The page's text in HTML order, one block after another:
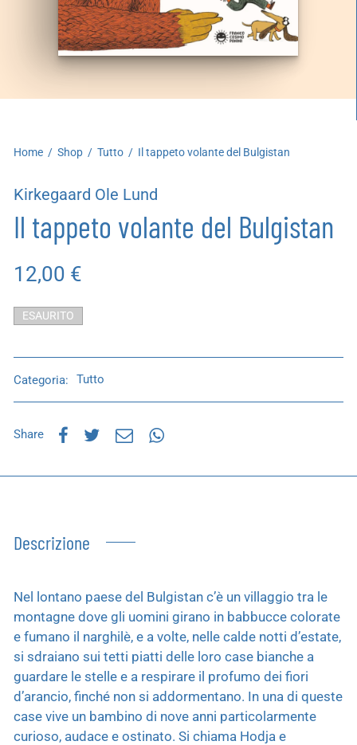
Home / Shop / Tutto / Il tappeto volante del Bulgistan
Kirkegaard Ole Lund
Il tappeto volante del Bulgistan
12,00 €
ESAURITO
Categoria: Tutto
Share
Descrizione
Nel lontano paese del Bulgistan c’è un villaggio tra le
montagne dove gli uomini girano in babbucce colorate
e fumano il narghilè, e a volte, nelle calde notti d’estate,
si sdraiano sui tetti piatti delle loro case bianche a
guardare le stelle e a respirare il profumo dei fiori
d’arancio, finché non si addormentano. In una di queste
case vive un bambino di nove anni particolarmente
curioso, audace e ostinato. Si chiama Hodja e